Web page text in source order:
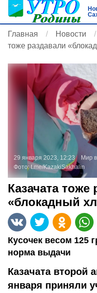
Главная Новости
тоже раздавали
29 января 2023, 12:23
Мир
Фото:t.me/KazakiSakhalin
Казачата тоже
«блокадный
Кусочек весом 125
норма выдачи
Казачата второй
января приняли